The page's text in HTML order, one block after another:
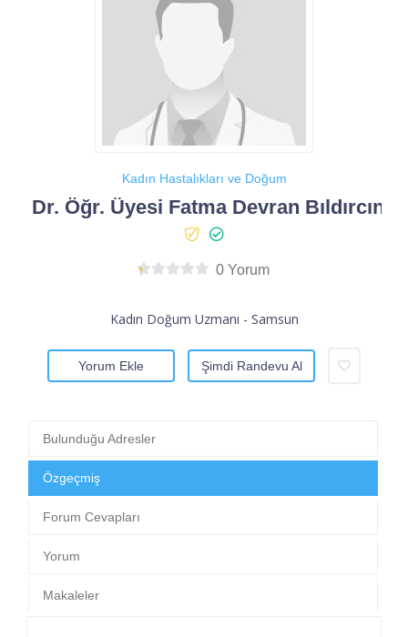
Kadın Hastalıkları ve Doğum
Dr. Öğr. Üyesi Fatma Devran Bıldırcın
0 Yorum
Kadın Doğum Uzmanı - Samsun
Yorum Ekle Şimdi Randevu Al
Bulunduğu Adresler
Özgeçmiş
Forum Cevapları
Yorum
Makaleler